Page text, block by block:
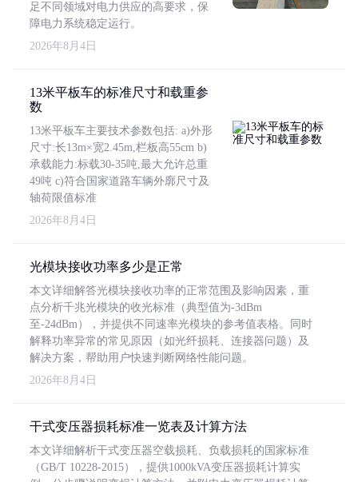
足不同领域对电力供应的高要求，保
障电力系统稳定运行。
2026年8月4日
13米平板车的标准尺寸和载重参
数
13米平板车主要技术参数包括: a)外形
尺寸:长13m×宽2.45m,栏板高55cm b)
承载能力:标载30-35吨,最大允许总重
49吨 c)符合国家道路车辆外廓尺寸及
轴荷限值标准
2026年8月4日
光模块接收功率多少是正常
本文详细解答光模块接收功率的正常范围及影响因素，重
点分析千兆光模块的收光标准（典型值为-3dBm
至-24dBm），并提供不同速率光模块的参考值表格。同时
解释功率异常的常见原因（如光纤损耗、连接器问题）及
解决方案，帮助用户快速判断网络性能问题。
2026年8月4日
干式变压器损耗标准一览表及计算方法
本文详细解析干式变压器空载损耗、负载损耗的国家标准
（GB/T 10228-2015），提供1000kVA变压器损耗计算实